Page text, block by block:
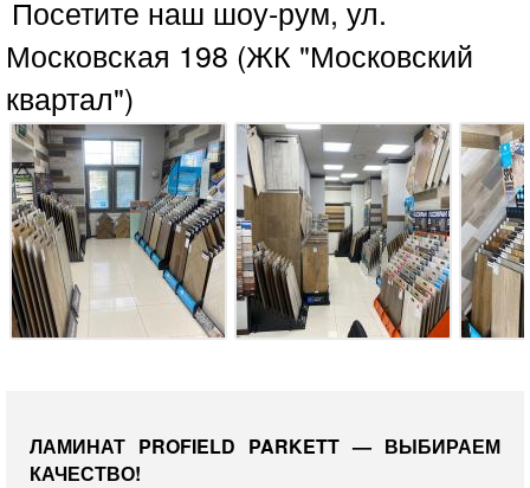
Посетите наш шоу-рум, ул.
Московская 198 (ЖК "Московский
квартал")
ЛАМИНАТ PROFIELD PARKETT — ВЫБИРАЕМ
КАЧЕСТВО!